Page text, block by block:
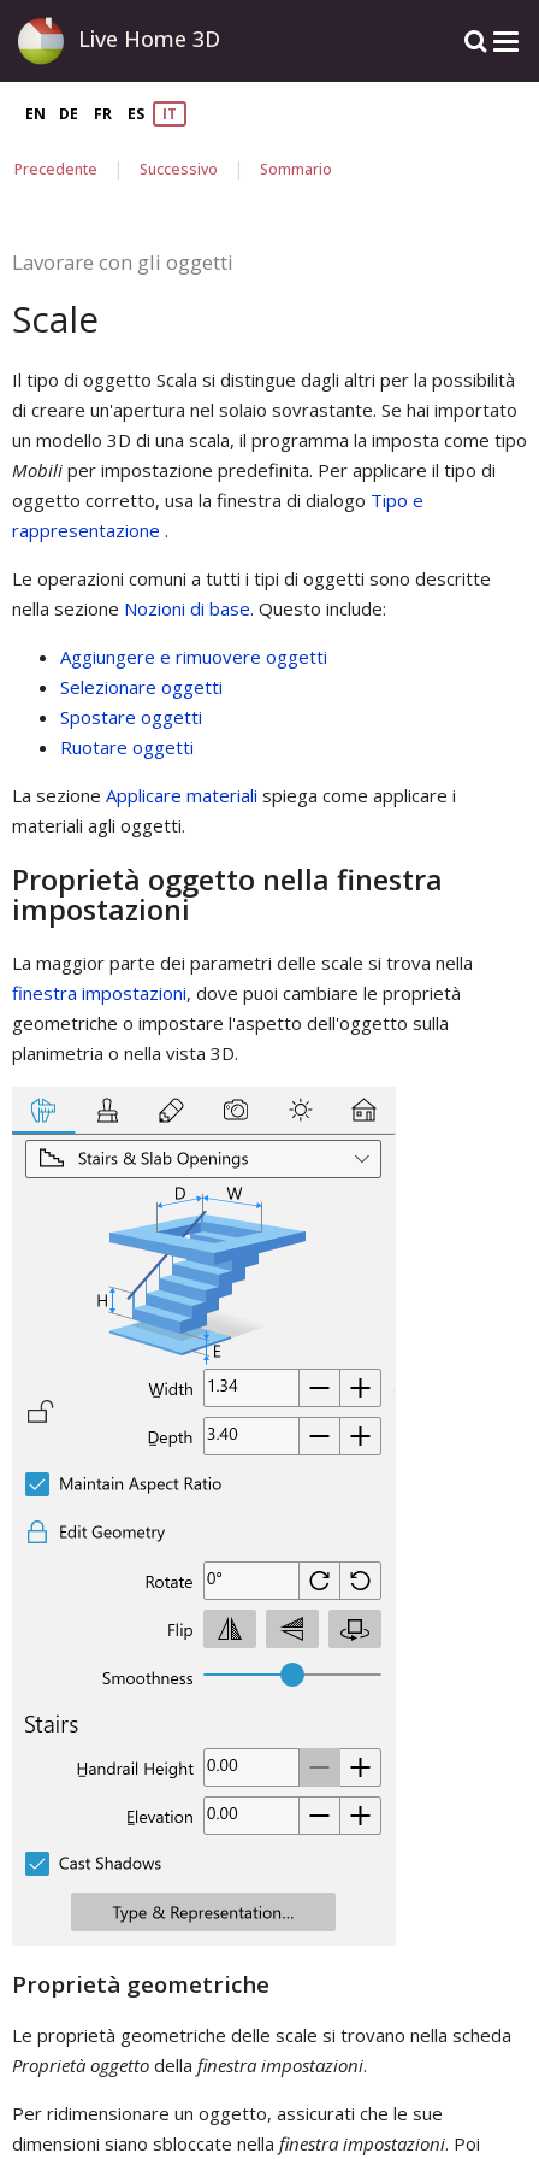
Live Home 3D
EN DE FR ES IT
Precedente | Successivo | Sommario
Lavorare con gli oggetti
Scale
Il tipo di oggetto Scala si distingue dagli altri per la possibilità
di creare un'apertura nel solaio sovrastante. Se hai importato
un modello 3D di una scala, il programma la imposta come tipo
Mobili per impostazione predefinita. Per applicare il tipo di
oggetto corretto, usa la finestra di dialogo Tipo e
rappresentazione .
Le operazioni comuni a tutti i tipi di oggetti sono descritte
nella sezione Nozioni di base. Questo include:
Aggiungere e rimuovere oggetti
Selezionare oggetti
Spostare oggetti
Ruotare oggetti
La sezione Applicare materiali spiega come applicare i
materiali agli oggetti.
Proprietà oggetto nella finestra
impostazioni
La maggior parte dei parametri delle scale si trova nella
finestra impostazioni, dove puoi cambiare le proprietà
geometriche o impostare l'aspetto dell'oggetto sulla
planimetria o nella vista 3D.
Proprietà geometriche
Le proprietà geometriche delle scale si trovano nella scheda
Proprietà oggetto della finestra impostazioni.
Per ridimensionare un oggetto, assicurati che le sue
dimensioni siano sbloccate nella finestra impostazioni. Poi